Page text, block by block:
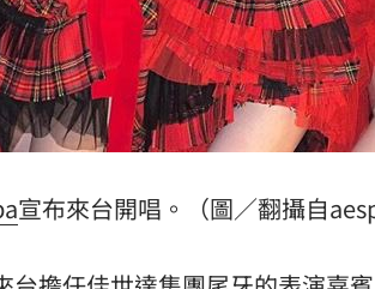
無限可能 12:00
椅 爸爸「筋歡喜」 18:00
宣布來台開唱。（圖／翻攝自